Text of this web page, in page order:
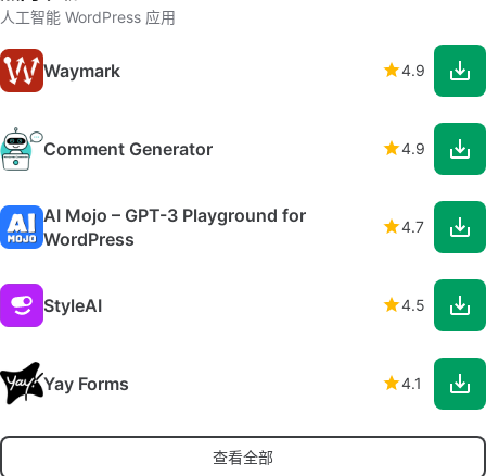
人工智能 WordPress 应用
Waymark 4.9
Comment Generator 4.9
AI Mojo – GPT-3 Playground for
WordPress
4.7
StyleAI 4.5
Yay Forms 4.1
查看全部